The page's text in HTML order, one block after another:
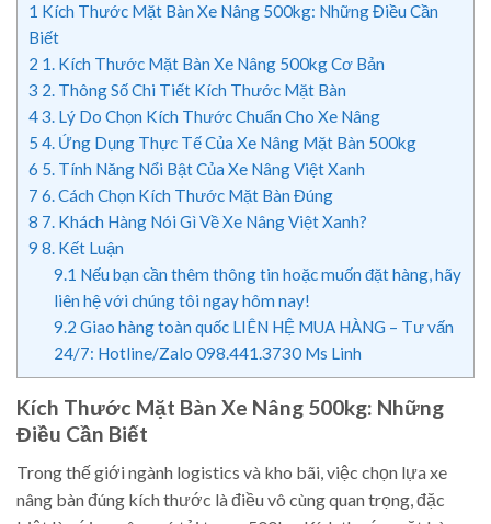
1 Kích Thước Mặt Bàn Xe Nâng 500kg: Những Điều Cần
Biết
2 1. Kích Thước Mặt Bàn Xe Nâng 500kg Cơ Bản
3 2. Thông Số Chi Tiết Kích Thước Mặt Bàn
43. Lý Do Chọn Kích Thước Chuẩn Cho Xe Nâng
5 4. Ứng Dụng Thực Tế Của Xe Nâng Mặt Bàn 500kg
6 5. Tính Năng Nổi Bật Của Xe Nâng Việt Xanh
7 6. Cách Chọn Kích Thước Mặt Bàn Đúng
8 7. Khách Hàng Nói Gì Về Xe Nâng Việt Xanh?
9 8. Kết Luận
9.1 Nếu bạn cần thêm thông tin hoặc muốn đặt hàng, hãy
liên hệ với chúng tôi ngay hôm nay!
9.2 Giao hàng toàn quốc LIÊN HỆ MUA HÀNG – Tư vấn
24/7: Hotline/Zalo 098.441.3730 Ms Linh
Kích Thước Mặt Bàn Xe Nâng 500kg: Những
Điều Cần Biết
Trong thế giới ngành logistics và kho bãi, việc chọn lựa xe
nâng bàn đúng kích thước là điều vô cùng quan trọng, đặc